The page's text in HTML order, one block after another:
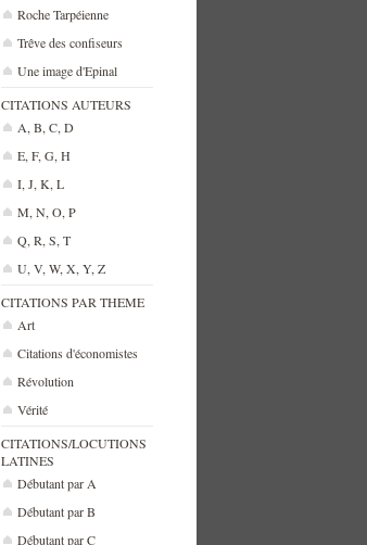
Roche Tarpéienne
Trêve des confiseurs
Une image d'Epinal
CITATIONS AUTEURS
A, B, C, D
E, F, G, H
I, J, K, L
M, N, O, P
Q, R, S, T
U, V, W, X, Y, Z
CITATIONS PAR THEME
Art
Citations d'économistes
Révolution
Vérité
CITATIONS/LOCUTIONS
LATINES
Débutant par A
Débutant par B
Débutant par C